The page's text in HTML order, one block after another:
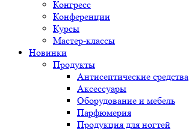
Конгресс
Конференции
Курсы
Мастер-классы
Новинки
Продукты
Антисептические средства
Аксессуары
Оборудование и мебель
Парфюмерия
Продукция для ногтей